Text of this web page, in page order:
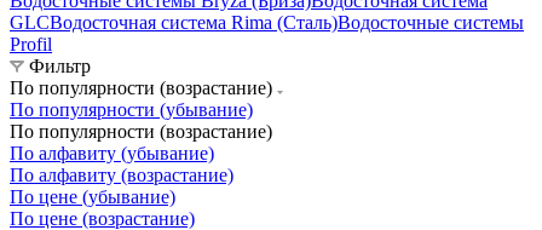
GLCВодосточная система Rima (Сталь)Водосточные системы
Profil
Фильтр
По популярности (возрастание)
По популярности (убывание)
По популярности (возрастание)
По алфавиту (убывание)
По алфавиту (возрастание)
По цене (убывание)
По цене (возрастание)